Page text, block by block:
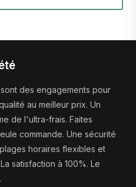
des engagements pour
au meilleur prix. Un
de l'ultra-frais. Faites
commande. Une sécurité
horaires flexibles et
satisfaction à 100%. Le